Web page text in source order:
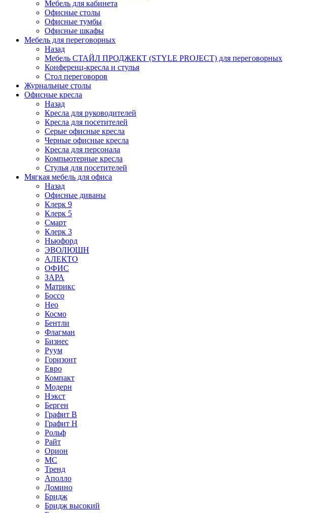
Мебель для кабинета
Офисные столы
Офисные тумбы
Офисные шкафы
Мебель для переговорных
Назад
Мебель СТАЙЛ ПРОДЖЕКТ (STYLE PROJECT) для переговорных
Конференц-кресла и стулья
Стол переговоров
Журнальные столы
Офисные кресла
Назад
Кресла для руководителей
Кресла для посетителей
Серые офисные кресла
Черные офисные кресла
Кресла для персонала
Компьютерные кресла
Стулья для посетителей
Мягкая мебель для офиса
Назад
Офисные диваны
Клерк 9
Клерк 5
Смарт
Клерк 3
Ньюфорд
ЭВОЛЮШН
АЛЕКТО
ОФИС
ЗАРА
Матрикс
Боссо
Нео
Космо
Бентли
Флагман
Бизнес
Руум
Горизонт
Евро
Компакт
Модерн
Нэкст
Берген
Графит В
Графит Н
Рольф
Райт
Орион
МС
Тренд
Аполло
Домино
Бридж
Бридж высокий